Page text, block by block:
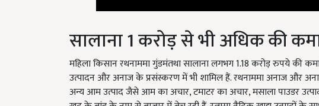
सालाना 1 करोड़ से भी अधिक की
महिला किसान रथनाममा गुंडमंतथा सालाना लगभग 1.18 करोड़ रुपये की
उत्पादन और अनाज के प्रसंस्करण में भी शामिल हैं. रथनाममा अनाज और
अन्य आम उत्पाद जैसे आम का अचार, टमाटर का अचार, मसाला पाउडर